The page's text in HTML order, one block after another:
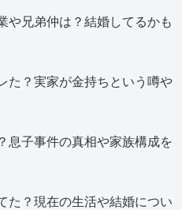
や兄弟仲は？結婚してるかも
た？実家が金持ちという噂や
息子事件の真相や家族構成を
た？現在の生活や結婚につい